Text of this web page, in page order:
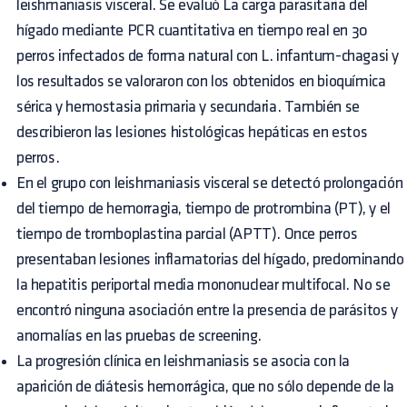
leishmaniasis visceral. Se evaluó La carga parasitaria del
hígado mediante PCR cuantitativa en tiempo real en 30
perros infectados de forma natural con L. infantum-chagasi y
los resultados se valoraron con los obtenidos en bioquímica
sérica y hemostasia primaria y secundaria. También se
describieron las lesiones histológicas hepáticas en estos
perros.
En el grupo con leishmaniasis visceral se detectó prolongación
del tiempo de hemorragia, tiempo de protrombina (PT), y el
tiempo de tromboplastina parcial (APTT). Once perros
presentaban lesiones inflamatorias del hígado, predominando
la hepatitis periportal media mononuclear multifocal. No se
encontró ninguna asociación entre la presencia de parásitos y
anomalías en las pruebas de screening.
La progresión clínica en leishmaniasis se asocia con la
aparición de diátesis hemorrágica, que no sólo depende de la